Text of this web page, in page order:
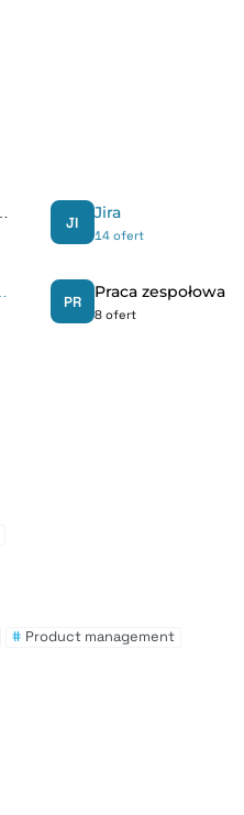
JI
Jira
14 ofert
PR
Praca zespołowa
8 ofert
# Product management